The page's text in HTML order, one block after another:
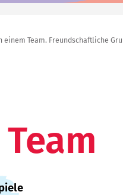
einem Team. Freundschaftliche